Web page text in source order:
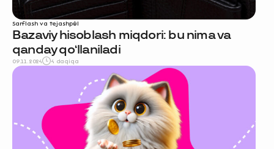
Sarflash va tejashpul
Bazaviy hisoblash miqdori: bu nima va
qanday qo‘llaniladi
09.11.2024 4 daqiqa